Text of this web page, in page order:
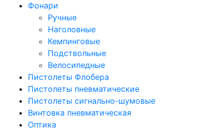
Фонари
Ручные
Наголовные
Кемпинговые
Подствольные
Велосипедные
Пистолеты Флобера
Пистолеты пневматические
Пистолеты сигнально-шумовые
Винтовка пневматическая
Оптика